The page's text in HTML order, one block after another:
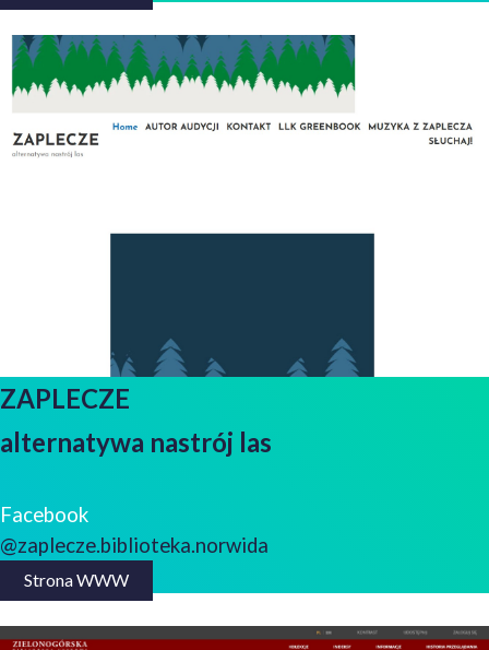
ZAPLECZE
alternatywa nastrój las
Facebook
@zaplecze.biblioteka.norwida
Strona WWW